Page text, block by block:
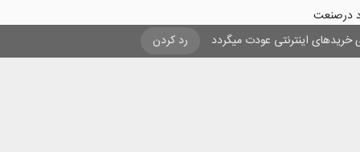
خریدهای اینترنتی عودت میگردد رد کردن
درصنعت
و ایجاد شغل برای حداقل
در صنعت